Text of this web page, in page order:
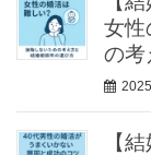
女性
の考
【